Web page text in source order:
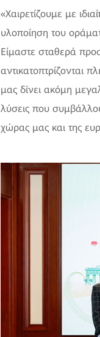
«Χαιρετίζουμε με
υλοποίηση του
Είμαστε σταθερά
μας δίνει ακόμη
λύσεις που
χώρας μας και της